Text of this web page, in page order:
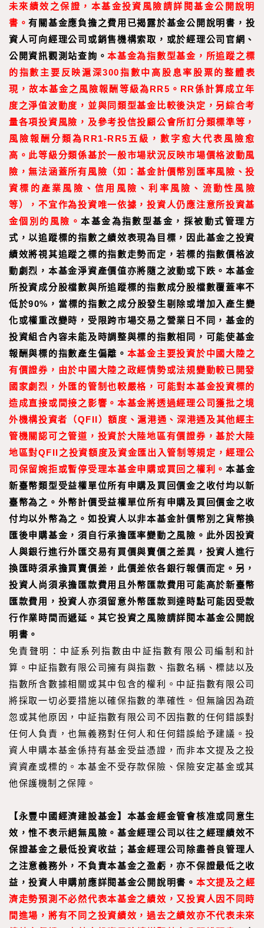
未來績效之保證，本基金投資風險請詳閱基金公開說明
書。有關基金應負擔之費用已揭露於基金公開說明書，投
資人可向經理公司或銷售機構索取，或於經理公司官網、
公開資訊觀測站查詢。本基金為指數型基金，所追蹤之標
的指數主要反映滬深300指數中高股息率股票的整體表
現，故本基金之風險報酬等級為RR5。RR係計算成立年
度之淨值波動度，並與同類型基金比較後決定，另綜合考
量各項投資風險，及參考投信投顧公會所訂分類標準等，
風險報酬分類為RR1-RR5五級，數字愈大代表風險愈
高。此等級分類係基於一般市場狀況反映市場價格波動風
險，無法涵蓋所有風險（如：基金計價幣別匯率風險、投
資標的產業風險、信用風險、利率風險、流動性風險
等），不宜作為投資唯一依據，投資人仍應注意所投資基
金個別的風險。本基金為指數型基金，採被動式管理方
式，以追蹤標的指數之績效表現為目標，因此基金之投資
績效將視其追蹤之標的指數走勢而定，若標的指數價格波
動劇烈，本基金淨資產價值亦將隨之波動或下跌。本基金
所投資成分股檔數與所追蹤標的指數成分股檔數覆蓋率不
低於90%，當標的指數之成分股發生剔除或增加入產生變
化或權重改變時，受限跨市場交易之營業日不同，基金的
投資組合內容未能及時調整與標的指數相同，可能使基金
報酬與標的指數產生偏離。 本基金主要投資於中國大陸之
有價證券，由於中國大陸之政經情勢或法規變動較已開發
國家劇烈，外匯的管制也較嚴格，可能對本基金投資標的
造成直接或間接之影響。本基金將透過經理公司獲批之境
外機構投資者（QFII）額度、滬港通、深港通及其他經主
管機關認可之管道，投資於大陸地區有價證券，基於大陸
地區對QFII之投資額度及資金匯出入管制等規定，經理公
司保留婉拒或暫停受理本基金申購或買回之權利。本基金
新臺幣類型受益權單位所有申購及買回價金之收付均以新
臺幣為之。外幣計價受益權單位所有申購及買回價金之收
付均以外幣為之。如投資人以非本基金計價幣別之貨幣換
匯後申購基金，須自行承擔匯率變動之風險。此外因投資
人與銀行進行外匯交易有買價與賣價之差異，投資人進行
換匯時須承擔買賣價差，此價差依各銀行報價而定。另，
投資人尚須承擔匯款費用且外幣匯款費用可能高於新臺幣
匯款費用，投資人亦須留意外幣匯款到達時點可能因受款
行作業時間而遞延。其它投資之風險請詳閱本基金公開說
明書。
免責聲明：中証系列指數由中証指數有限公司編制和計
算。中証指數有限公司擁有與指數、指數名稱、標誌以及
指數所含數據相關或其中包含的權利。中証指數有限公司
將採取一切必要措施以確保指數的準確性。但無論因為疏
忽或其他原因，中証指數有限公司不因指數的任何錯誤對
任何人負責，也無義務對任何人和任何錯誤給予建議。投
資人申購本基金係持有基金受益憑證，而非本文提及之投
資資產或標的。本基金不受存款保險、保險安定基金或其
他保護機制之保障。
【永豐中國經濟建設基金】本基金經金管會核准或同意生
效，惟不表示絕無風險。基金經理公司以往之經理績效不
保證基金之最低投資收益；基金經理公司除盡善良管理人
之注意義務外，不負責本基金之盈虧，亦不保證最低之收
益，投資人申購前應詳閱基金公開說明書。 本文提及之經
濟走勢預測不必然代表本基金之績效，又投資人因不同時
間進場，將有不同之投資績效，過去之績效亦不代表未來